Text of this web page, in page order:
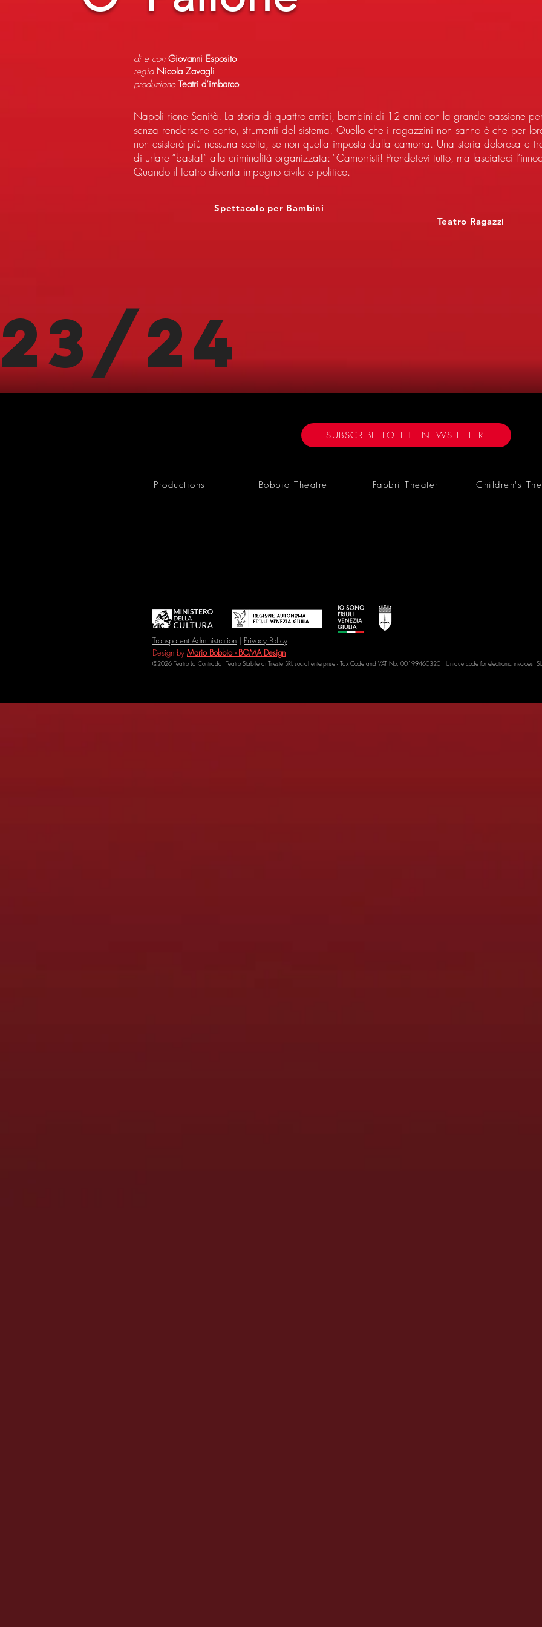
di e con Giovanni Esposito
regia Nicola Zavagli
produzione Teatri d’imbarco
Napoli rione Sanità. La storia di quattro amici, bambini di 12 anni con la grande passione
senza rendersene conto, strumenti del sistema. Quello che i ragazzini non sanno è che per
non esisterà più nessuna scelta, se non quella imposta dalla camorra. Una storia dolorosa e
di urlare “basta!” alla criminalità organizzata: “Camorristi! Prendetevi tutto, ma lasciateci
Quando il Teatro diventa impegno civile e politico.
Spettacolo per Bambini
Teatro Ragazzi
23/24
SUBSCRIBE TO THE NEWSLETTER
Productions Bobbio Theatre Fabbri Theater Children's
Transparent Administration | Privacy Policy
Design by Mario Bobbio - BOMA Design
©2026 Teatro La Contrada. Teatro Stabile di Trieste SRL social enterprise - Tax Code and VAT No. 00199460320 | Unique code for electronic invoices: